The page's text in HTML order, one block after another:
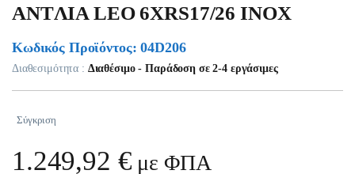
ANTΛIA LEO 6XRS17/26 INOX
Κωδικός Προϊόντος: 04D206
Διαθεσιμότητα : Διαθέσιμο - Παράδοση σε 2-4 εργάσιμες
Σύγκριση
1.249,92 € με ΦΠΑ